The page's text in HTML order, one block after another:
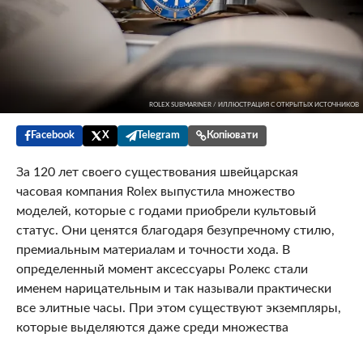
ROLEX SUBMARINER / ИЛЛЮСТРАЦИЯ С ОТКРЫТЫХ ИСТОЧНИКОВ
Facebook X Telegram Копіювати
За 120 лет своего существования швейцарская
часовая компания Rolex выпустила множество
моделей, которые с годами приобрели культовый
статус. Они ценятся благодаря безупречному стилю,
премиальным материалам и точности хода. В
определенный момент аксессуары Ролекс стали
именем нарицательным и так называли практически
все элитные часы. При этом существуют экземпляры,
которые выделяются даже среди множества